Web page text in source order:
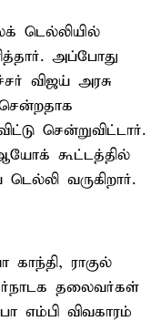
டெல்லியில்
அப்போது
விஜய் அரசு
சென்றுவிட்டார்.
கூட்டத்தில்
வருகிறார்.
ராகுல்
தலைவர்கள்
எம்பி விவகாரம்